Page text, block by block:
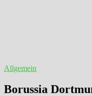
Allgemein
Borussia